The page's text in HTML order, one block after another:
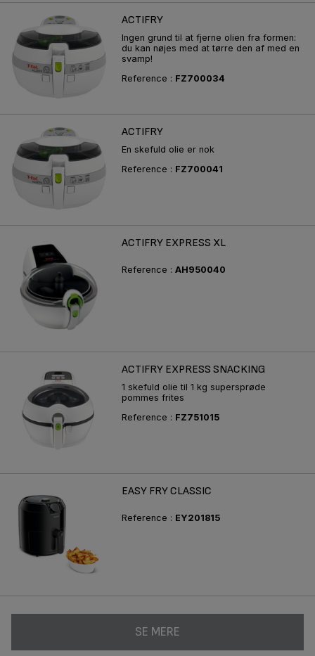
ACTIFRY
Ingen grund til at fjerne olien fra formen:
du kan nøjes med at tørre den af med en
svamp!
Reference : FZ700034
ACTIFRY
En skefuld olie er nok
Reference : FZ700041
ACTIFRY EXPRESS XL
Reference : AH950040
ACTIFRY EXPRESS SNACKING
1 skefuld olie til 1 kg supersprøde
pommes frites
Reference : FZ751015
EASY FRY CLASSIC
Reference : EY201815
SE MERE